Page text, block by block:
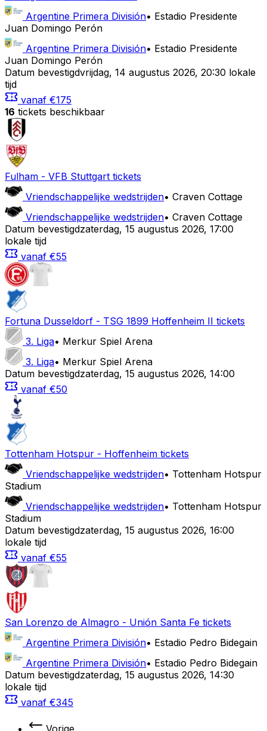
Argentine Primera División• Estadio Presidente
Juan Domingo Perón
Argentine Primera División• Estadio Presidente
Juan Domingo Perón
Datum bevestigdvrijdag, 14 augustus 2026, 20:30 lokale
tijd
vanaf €175
16 tickets beschikbaar
Fulham - VFB Stuttgart tickets
Vriendschappelijke wedstrijden• Craven Cottage
Vriendschappelijke wedstrijden• Craven Cottage
Datum bevestigdzaterdag, 15 augustus 2026, 17:00
lokale tijd
vanaf €55
Fortuna Dusseldorf - TSG 1899 Hoffenheim II tickets
3. Liga• Merkur Spiel Arena
3. Liga• Merkur Spiel Arena
Datum bevestigdzaterdag, 15 augustus 2026, 14:00
vanaf €50
Tottenham Hotspur - Hoffenheim tickets
Vriendschappelijke wedstrijden• Tottenham Hotspur
Stadium
Vriendschappelijke wedstrijden• Tottenham Hotspur
Stadium
Datum bevestigdzaterdag, 15 augustus 2026, 16:00
lokale tijd
vanaf €55
San Lorenzo de Almagro - Unión Santa Fe tickets
Argentine Primera División• Estadio Pedro Bidegain
Argentine Primera División• Estadio Pedro Bidegain
Datum bevestigdzaterdag, 15 augustus 2026, 14:30
lokale tijd
vanaf €345